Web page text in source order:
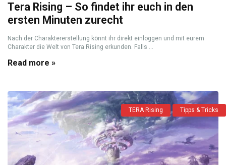
Tera Rising – So findet ihr euch in den
ersten Minuten zurecht
Nach der Charaktererstellung könnt ihr direkt einloggen und mit eurem
Charakter die Welt von Tera Rising erkunden. Falls ...
Read more »
TERA Rising Tipps & Tricks